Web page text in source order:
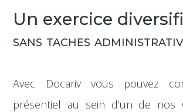
Un exercice
sans taches
Avec Docariv vous pouvez
présentiel au sein d’un de nos